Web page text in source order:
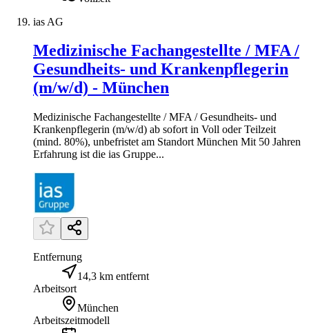
ias AG
Medizinische Fachangestellte / MFA /
Gesundheits- und Krankenpflegerin
(m/w/d) - München
Medizinische Fachangestellte / MFA / Gesundheits- und
Krankenpflegerin (m/w/d) ab sofort in Voll oder Teilzeit
(mind. 80%), unbefristet am Standort München Mit 50 Jahren
Erfahrung ist die ias Gruppe...
Entfernung
14,3 km entfernt
Arbeitsort
München
Arbeitszeitmodell